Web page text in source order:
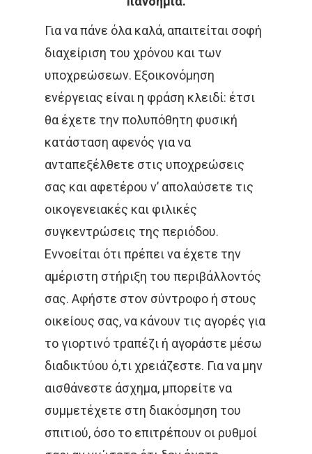
Για να πάνε όλα καλά, απαιτείται σοφή
διαχείριση του χρόνου και των
υποχρεώσεων. Εξοικονόμηση
ενέργειας είναι η φράση κλειδί: έτσι
θα έχετε την πολυπόθητη φυσική
κατάσταση αφενός για να
ανταπεξέλθετε στις υποχρεώσεις
σας και αφετέρου ν’ απολαύσετε τις
οικογενειακές και φιλικές
συγκεντρώσεις της περιόδου.
Εννοείται ότι πρέπει να έχετε την
αμέριστη στήριξη του περιβάλλοντός
σας. Αφήστε στον σύντροφο ή στους
οικείους σας, να κάνουν τις αγορές για
το γιορτινό τραπέζι ή αγοράστε μέσω
διαδικτύου ό,τι χρειάζεστε. Για να μην
αισθάνεστε άσχημα, μπορείτε να
συμμετέχετε στη διακόσμηση του
σπιτιού, όσο το επιτρέπουν οι ρυθμοί
Αρχική
Ποιοι
Δράσεις
Έρευνες
Συνεντεύξεις
ΑνθίΖΩ Με
ΑΚΟΣ
Γέφυρες